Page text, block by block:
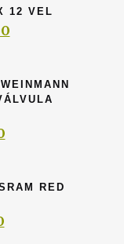
12 VEL
El
$143.900.
El
$39.900.
RED
El